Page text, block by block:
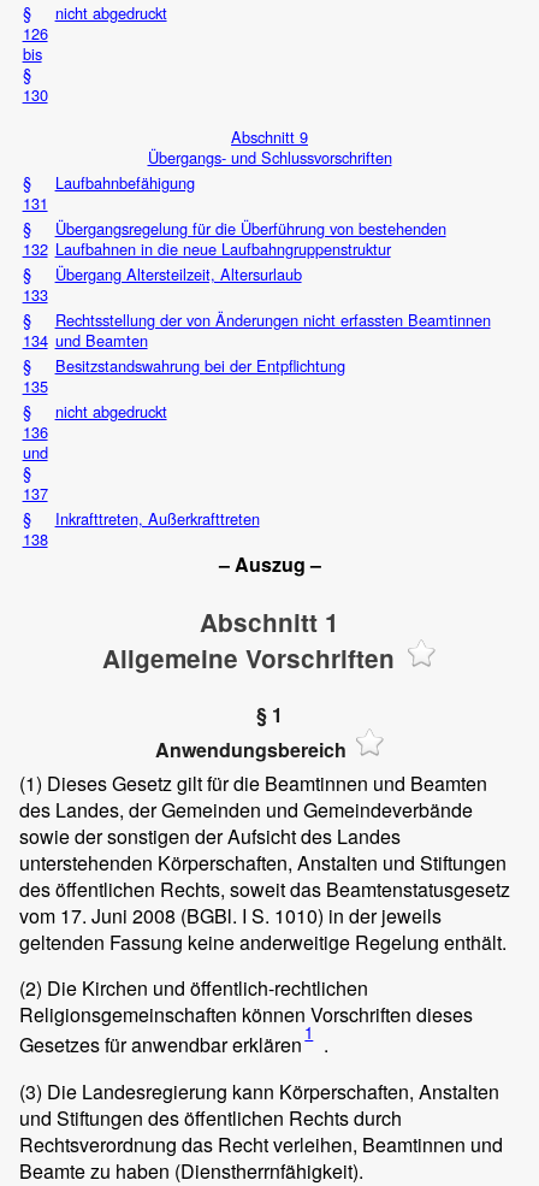
§
126
bis
§
130
nicht abgedruckt
Abschnitt 9
Übergangs- und Schlussvorschriften
§
131
Laufbahnbefähigung
§
132
Übergangsregelung für die Überführung von bestehenden
Laufbahnen in die neue Laufbahngruppenstruktur
§
133
Übergang Altersteilzeit, Altersurlaub
§
134
Rechtsstellung der von Änderungen nicht erfassten Beamtinnen
und Beamten
§
135
Besitzstandswahrung bei der Entpflichtung
§
136
und
§
137
nicht abgedruckt
§
138
Inkrafttreten, Außerkrafttreten
– Auszug –
Abschnitt 1
Allgemeine Vorschriften
§ 1
Anwendungsbereich
(1) Dieses Gesetz gilt für die Beamtinnen und Beamten
des Landes, der Gemeinden und Gemeindeverbände
sowie der sonstigen der Aufsicht des Landes
unterstehenden Körperschaften, Anstalten und Stiftungen
des öffentlichen Rechts, soweit das Beamtenstatusgesetz
vom 17. Juni 2008 (BGBl. I S. 1010) in der jeweils
geltenden Fassung keine anderweitige Regelung enthält.
(2) Die Kirchen und öffentlich-rechtlichen
Religionsgemeinschaften können Vorschriften dieses
Gesetzes für anwendbar erklären 1
.
(3) Die Landesregierung kann Körperschaften, Anstalten
und Stiftungen des öffentlichen Rechts durch
Rechtsverordnung das Recht verleihen, Beamtinnen und
Beamte zu haben (Dienstherrnfähigkeit).